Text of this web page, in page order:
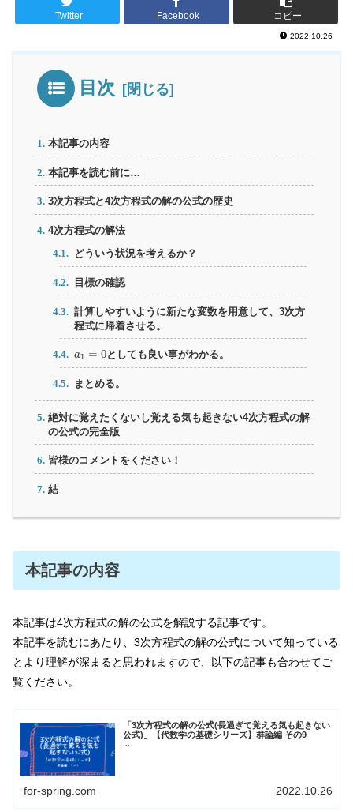
Twitter Facebook コピー
2022.10.26
目次
本記事の内容
本記事を読む前に…
3次方程式と4次方程式の解の公式の歴史
4次方程式の解法
どういう状況を考えるか？
目標の確認
計算しやすいように新たな変数を用意して、3次方
程式に帰着させる。
a1 = 0
a としても良い事がわかる。
まとめる。
絶対に覚えたくないし覚える気も起きない4次方程式の解
の公式の完全版
皆様のコメントをください！
結
本記事の内容
本記事は4次方程式の解の公式を解説する記事です。
本記事を読むにあたり、3次方程式の解の公式について知っている
とより理解が深まると思われますので、以下の記事も合わせてご
覧ください。
「3次方程式の解の公式(長過ぎて覚える気も起きない
公式)」【代数学の基礎シリーズ】群論編 その9
for-spring.com 2022.10.26